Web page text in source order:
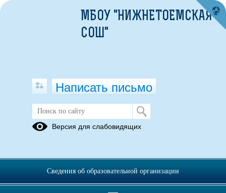
История школы
преподавали русский язык и арифметику. Каждую субботу
МБОУ "НИЖНЕТОЕМСКАЯ
СОШ"
Написать письмо
Версия для слабовидящих
Сведения об образовательной организации